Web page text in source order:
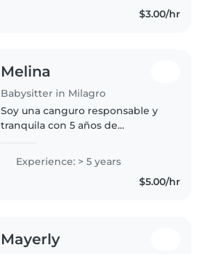
recién nacido. Aprendí que cada..
$3.00/hr
Melina
Babysitter in Milagro
Soy una canguro responsable y
tranquila con 5 años de
todas las edades. Adoro dibujar,
leer, cantar y hacer
Experience: > 5 years
$5.00/hr
Mayerly